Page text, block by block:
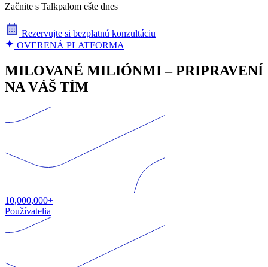
Začnite s Talkpalom ešte dnes
Rezervujte si bezplatnú konzultáciu
OVERENÁ PLATFORMA
MILOVANÉ MILIÓNMI – PRIPRAVENÍ
NA VÁŠ TÍM
10,000,000+
Používatelia